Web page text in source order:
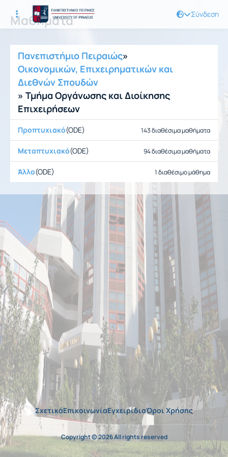
Σύνδεση
Μαθήματα
Πανεπιστήμιο Πειραιώς»
Οικονομικών, Επιχειρηματικών και
Διεθνών Σπουδών
» Τμήμα Οργάνωσης και Διοίκησης
Επιχειρήσεων
Προπτυχιακό(ODE) 143 διαθέσιμα μαθήματα
Μεταπτυχιακό(ODE) 94 διαθέσιμα μαθήματα
Άλλο(ODE) 1 διαθέσιμο μάθημα
ΣχετικάΕπικοινωνίαΕγχειρίδιαΌροι Χρήσης
Copyright © 2026 All rights reserved